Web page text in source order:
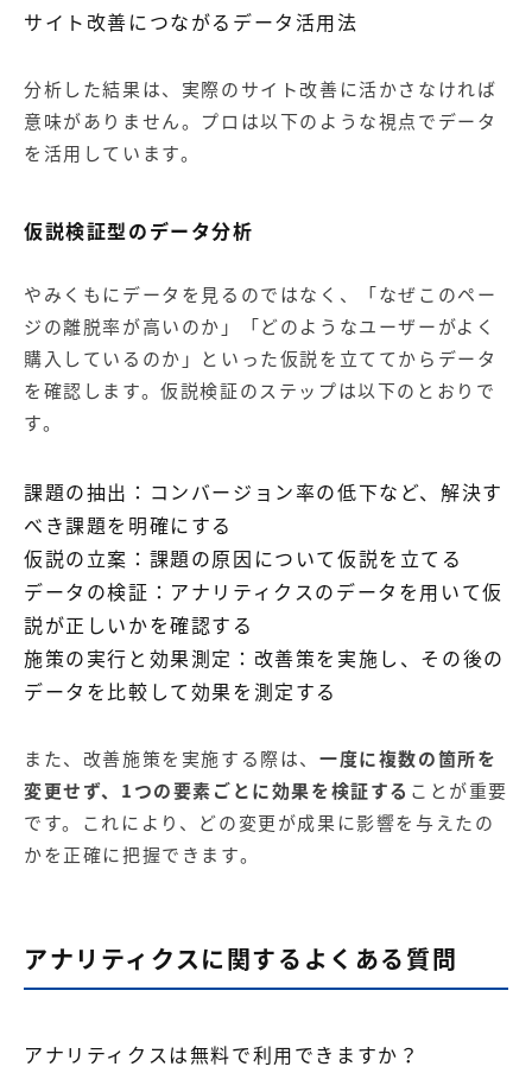
サイト改善につながるデータ活用法
分析した結果は、実際のサイト改善に活かさなければ
意味がありません。プロは以下のような視点でデータ
を活用しています。
仮説検証型のデータ分析
やみくもにデータを見るのではなく、「なぜこのペー
ジの離脱率が高いのか」「どのようなユーザーがよく
購入しているのか」といった仮説を立ててからデータ
を確認します。仮説検証のステップは以下のとおりで
す。
課題の抽出：コンバージョン率の低下など、解決す
べき課題を明確にする
仮説の立案：課題の原因について仮説を立てる
データの検証：アナリティクスのデータを用いて仮
説が正しいかを確認する
施策の実行と効果測定：改善策を実施し、その後の
データを比較して効果を測定する
また、改善施策を実施する際は、 一度に複数の箇所を
変更せず、1つの要素ごとに効果を検証する ことが重要
です。これにより、どの変更が成果に影響を与えたの
かを正確に把握できます。
アナリティクスに関するよくある質問
アナリティクスは無料で利用できますか？